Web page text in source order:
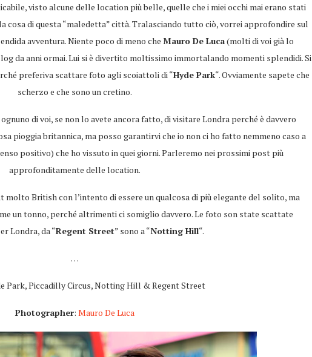
visto alcune delle location più belle, quelle che i miei occhi mai erano stati
cosa di questa “maledetta” città. Tralasciando tutto ciò, vorrei approfondire sul
avventura. Niente poco di meno cheMauro De Luca(molti di voi già lo
da anni ormai. Lui si è divertito moltissimo immortalando momenti splendidi. Si
preferiva scattare foto agli scoiattoli di “Hyde Park“. Ovviamente sapete che
scherzo e che sono un cretino.
di voi, se non lo avete ancora fatto, di visitare Londra perché è davvero
pioggia britannica, ma posso garantirvi che io non ci ho fatto nemmeno caso a
positivo) che ho vissuto in quei giorni. Parleremo nei prossimi post più
approfonditamente delle location.
British con l’intento di essere un qualcosa di più elegante del solito, ma
un tonno, perché altrimenti ci somiglio davvero. Le foto son state scattate
Londra, da “Regent Street” sono a “Notting Hill“.
…
Park, Piccadilly Circus, Notting Hill & Regent Street
Photographer:Mauro De Luca